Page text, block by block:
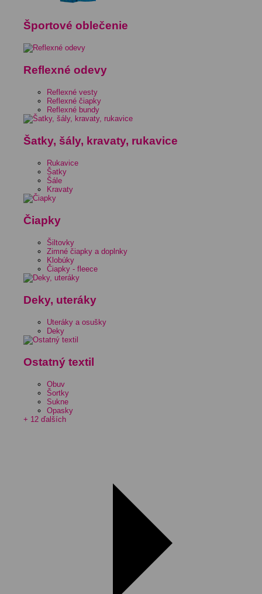
Športové oblečenie
Reflexné odevy
Reflexné vesty
Reflexné čiapky
Reflexné bundy
Šatky, šály, kravaty, rukavice
Rukavice
Šatky
Šále
Kravaty
Čiapky
Šiltovky
Zimné čiapky a doplnky
Klobúky
Čiapky - fleece
Deky, uteráky
Uteráky a osušky
Deky
Ostatný textil
Obuv
Šortky
Sukne
Opasky
+ 12 ďalších